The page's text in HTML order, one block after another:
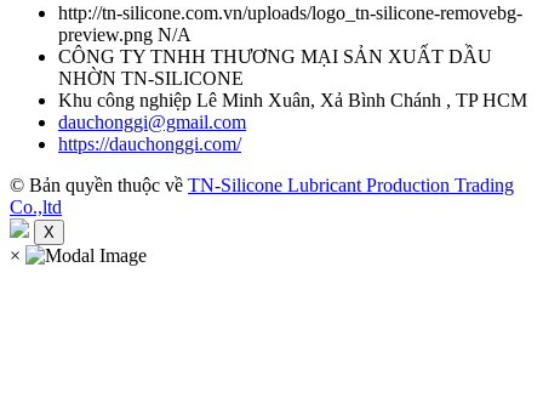
http://tn-silicone.com.vn/uploads/logo_tn-silicone-removebg-
preview.png N/A
CÔNG TY TNHH THƯƠNG MẠI SẢN XUẤT DẦU
NHỜN TN-SILICONE
Khu công nghiệp Lê Minh Xuân, Xả Bình Chánh , TP HCM
dauchonggi@gmail.com
https://dauchonggi.com/
© Bản quyền thuộc về TN-Silicone Lubricant Production Trading
Co.,ltd
X
×